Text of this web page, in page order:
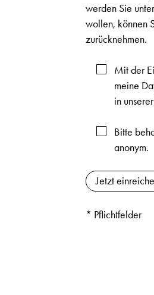
werden Sie
wollen, können
zurücknehmen.
Mit der
meine
in unserer
Bitte
anonym.
* Pflichtfelder